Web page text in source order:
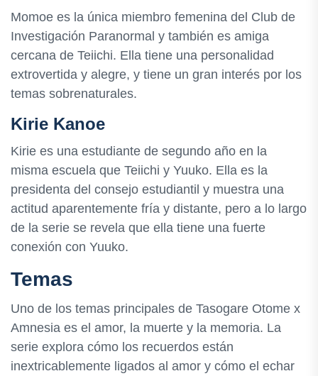
Momoe es la única miembro femenina del Club de
Investigación Paranormal y también es amiga
cercana de Teiichi. Ella tiene una personalidad
extrovertida y alegre, y tiene un gran interés por los
temas sobrenaturales.
Kirie Kanoe
Kirie es una estudiante de segundo año en la
misma escuela que Teiichi y Yuuko. Ella es la
presidenta del consejo estudiantil y muestra una
actitud aparentemente fría y distante, pero a lo largo
de la serie se revela que ella tiene una fuerte
conexión con Yuuko.
Temas
Uno de los temas principales de Tasogare Otome x
Amnesia es el amor, la muerte y la memoria. La
serie explora cómo los recuerdos están
inextricablemente ligados al amor y cómo el echar